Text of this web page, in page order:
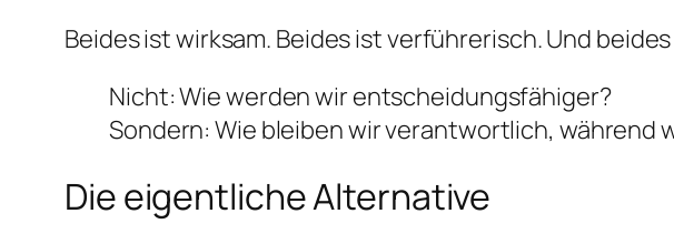
Beides ist wirksam. Beides ist verführerisch. Und
Nicht: Wie werden wir entscheidungsfähiger?
Sondern: Wie bleiben wir verantwortlich, während
Die eigentliche Alternative